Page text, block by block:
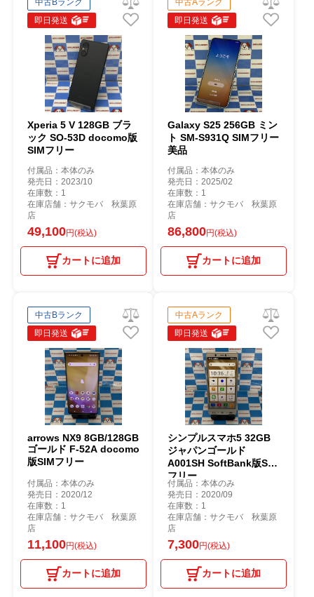
中古Bランク
即日発送
Xperia 5 V 128GB ブラ
ック SO-53D docomo版
SIMフリー
付属品：本体のみ
発売日：2023/10
在庫数：1
在庫店舗：サクモバ 秋葉原
店
49,100円(税込)
カートに追加
中古Aランク
即日発送
Galaxy S25 256GB ミン
ト SM-S931Q SIMフリー
美品
付属品：本体のみ
発売日：2025/02
在庫数：1
在庫店舗：サクモバ 秋葉原
店
86,800円(税込)
カートに追加
中古Bランク
即日発送
arrows NX9 8GB/128GB
ゴールド F-52A docomo
版SIMフリー
付属品：本体のみ
発売日：2020/12
在庫数：1
在庫店舗：サクモバ 秋葉原
店
11,100円(税込)
カートに追加
中古Aランク
即日発送
シンプルスマホ5 32GB
ジャパンゴールド
A001SH SoftBank版SIM
フリー
付属品：本体のみ
発売日：2020/09
在庫数：1
在庫店舗：サクモバ 秋葉原
店
7,300円(税込)
カートに追加